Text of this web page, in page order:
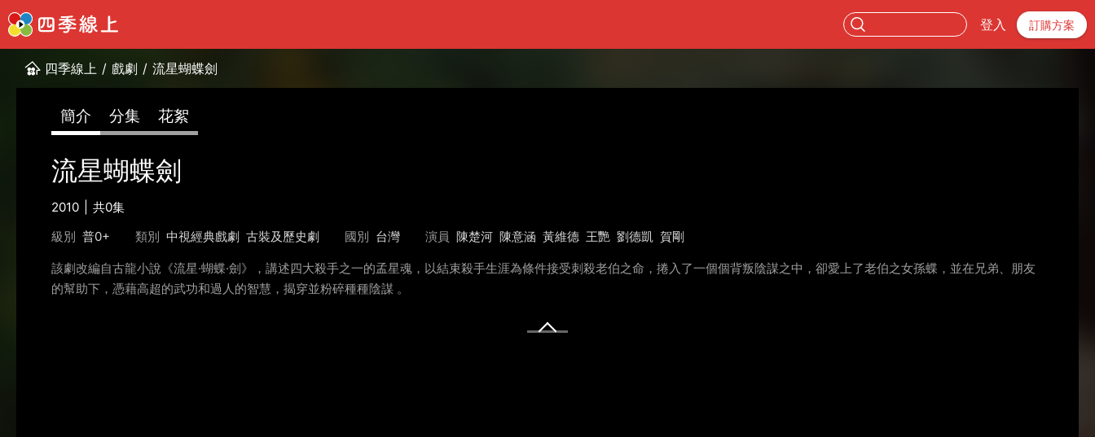
登入 訂購方案
四季線上 / 戲劇 / 流星蝴蝶劍
簡介 分集 花絮
流星蝴蝶劍
2010
共0集
級別 普0+ 類別 中視經典戲劇 古裝及歷史劇 國別 台灣 演員 陳楚河 陳意涵 黃維德 王艷 劉德凱 賀剛
該劇改編自古龍小說《流星·蝴蝶·劍》，講述四大殺手之一的孟星魂，以結束殺手生涯為條件接受刺殺老伯之命，捲入了一個個背叛陰謀之中，卻愛上了老伯之女孫蝶，並在兄弟、朋友
的幫助下，憑藉高超的武功和過人的智慧，揭穿並粉碎種種陰謀 。